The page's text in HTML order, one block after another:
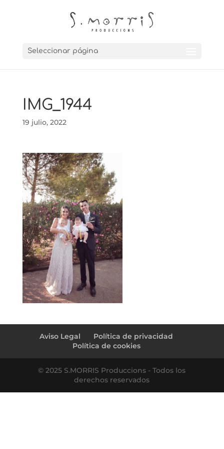
Seleccionar página
IMG_1944
19 julio, 2022
Aviso Legal
Política de privacidad
Política de cookies
© 2025 S.MORRIS Produccions - Todos los
derechos reservados